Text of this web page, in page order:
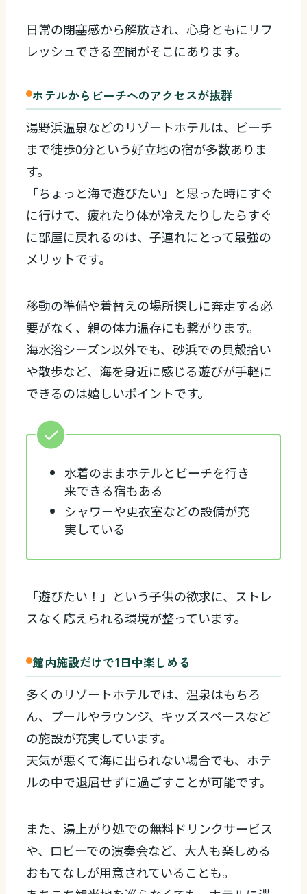
日常の閉塞感から解放され、心身ともにリフ
レッシュできる空間がそこにあります。
ホテルからビーチへのアクセスが抜群
湯野浜温泉などのリゾートホテルは、ビーチ
まで徒歩0分という好立地の宿が多数ありま
す。
「ちょっと海で遊びたい」と思った時にすぐ
に行けて、疲れたり体が冷えたりしたらすぐ
に部屋に戻れるのは、子連れにとって最強の
メリットです。
移動の準備や着替えの場所探しに奔走する必
要がなく、親の体力温存にも繋がります。
海水浴シーズン以外でも、砂浜での貝殻拾い
や散歩など、海を身近に感じる遊びが手軽に
できるのは嬉しいポイントです。
水着のままホテルとビーチを行き
来できる宿もある
シャワーや更衣室などの設備が充
実している
「遊びたい！」という子供の欲求に、ストレ
スなく応えられる環境が整っています。
館内施設だけで1日中楽しめる
多くのリゾートホテルでは、温泉はもちろ
ん、プールやラウンジ、キッズスペースなど
の施設が充実しています。
天気が悪くて海に出られない場合でも、ホテ
ルの中で退屈せずに過ごすことが可能です。
また、湯上がり処での無料ドリンクサービス
や、ロビーでの演奏会など、大人も楽しめる
おもてなしが用意されていることも。